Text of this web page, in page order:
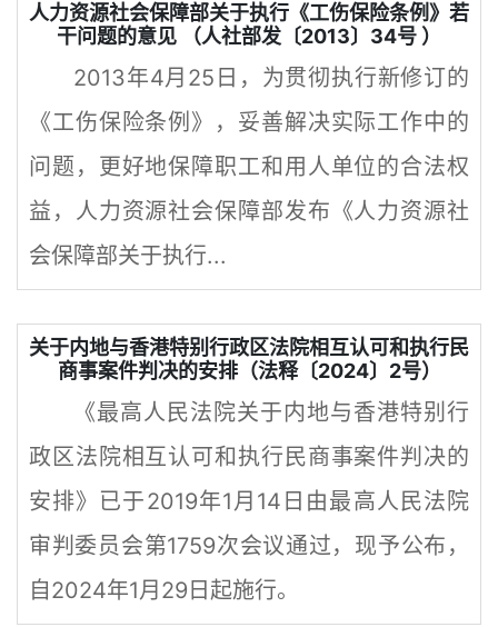
人力资源社会保障部关于执行《工伤保险条例》若
干问题的意见 （人社部发〔2013〕34号 ）
2013年4月25日，为贯彻执行新修订的
《工伤保险条例》，妥善解决实际工作中的
问题，更好地保障职工和用人单位的合法权
益，人力资源社会保障部发布《人力资源社
会保障部关于执行...
关于内地与香港特别行政区法院相互认可和执行民
商事案件判决的安排（法释〔2024〕2号）
《最高人民法院关于内地与香港特别行
政区法院相互认可和执行民商事案件判决的
安排》已于2019年1月14日由最高人民法院
审判委员会第1759次会议通过，现予公布，
自2024年1月29日起施行。